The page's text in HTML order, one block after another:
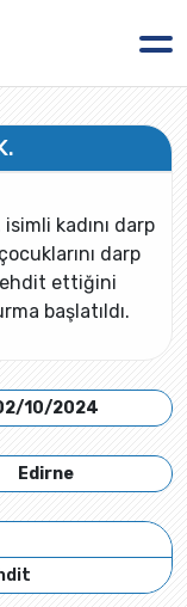
isimli kadını darp
darp
ettiğini
başlatıldı.
10/2024
Edirne